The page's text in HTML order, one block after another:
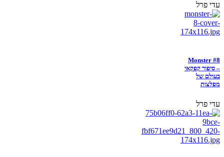
עדי פרל
Monster #8
– סיפור קפקאי
בעולם של
מפלצות
עדי פרל